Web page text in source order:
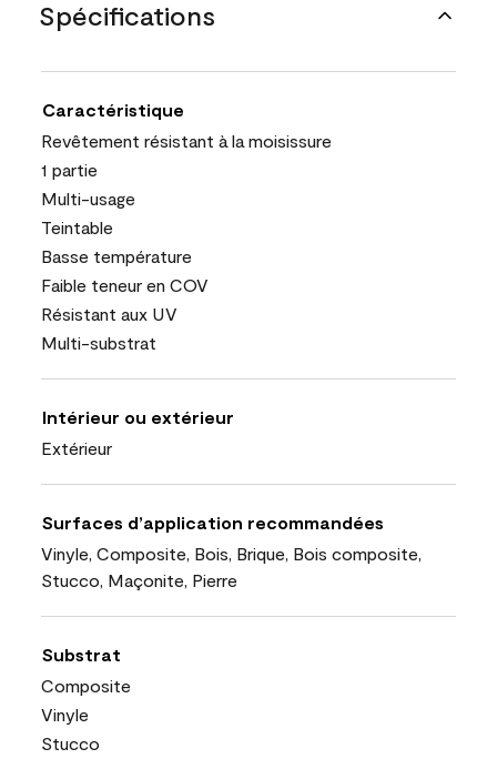
Spécifications
Caractéristique
Revêtement résistant à la moisissure
1 partie
Multi-usage
Teintable
Basse température
Faible teneur en COV
Résistant aux UV
Multi-substrat
Intérieur ou extérieur
Extérieur
Surfaces d’application recommandées
Vinyle, Composite, Bois, Brique, Bois composite,
Stucco, Maçonite, Pierre
Substrat
Composite
Vinyle
Stucco